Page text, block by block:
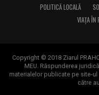
POLITICĂ LOCALĂ
VIAȚA ÎN
Copyright © 2018 Ziarul
MEU. Răspunderea
materialelor publicate pe site-
către